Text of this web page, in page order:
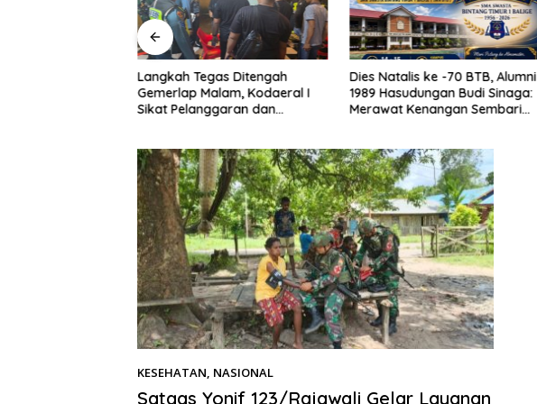
Langkah Tegas Ditengah
Gemerlap Malam, Kodaeral I
Sikat Pelanggaran dan
Dies Natalis ke -70 BTB, Alumni
1989 Hasudungan Budi Sinaga:
Merawat Kenangan Sembari
KESEHATAN, NASIONAL
Satgas Yonif 123/Rajawali Gelar Layanan